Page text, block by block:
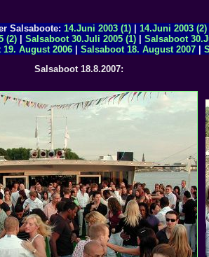
Salsaboote: 14.Juni 2003 (1)| 14.Juni 2003 (2)|
(2)| Salsaboot 30.Juli 2005 (1)| Salsaboot
August 2006 Salsaboot 18. August 2007
Salsaboot 18.8.2007: